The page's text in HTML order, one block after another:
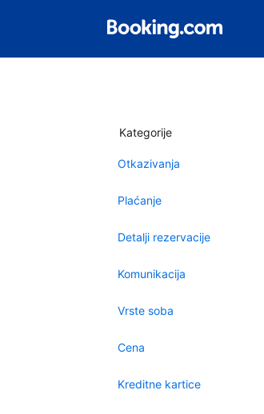
Kategorije
Otkazivanja
Plaćanje
Detalji rezervacije
Komunikacija
Vrste soba
Cena
Kreditne kartice